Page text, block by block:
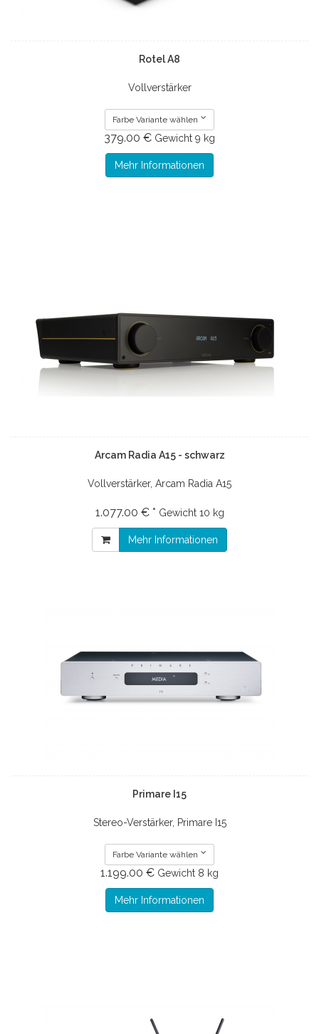
Rotel A8
Vollverstärker
Farbe Variante wählen
379.00 € Gewicht 9 kg
Mehr Informationen
Arcam Radia A15 - schwarz
Vollverstärker, Arcam Radia A15
1.077.00 € * Gewicht 10 kg
Mehr Informationen
Primare I15
Stereo-Verstärker, Primare I15
Farbe Variante wählen
1.199.00 € Gewicht 8 kg
Mehr Informationen